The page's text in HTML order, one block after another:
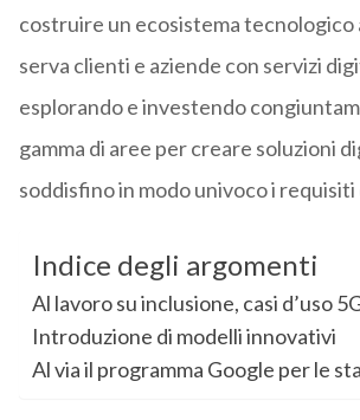
costruire un ecosistema tecnologico
serva clienti e aziende con servizi
esplorando e investendo
gamma di aree per creare soluzioni
soddisfino in modo univoco i requisiti
Indice degli argomenti
Al lavoro su inclusione, casi d’uso
Introduzione di modelli innovativi
Al via il programma Google per le